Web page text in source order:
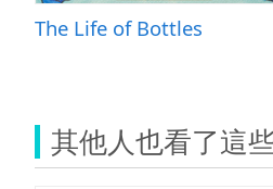
The Life of Bottles
其他人也看了這